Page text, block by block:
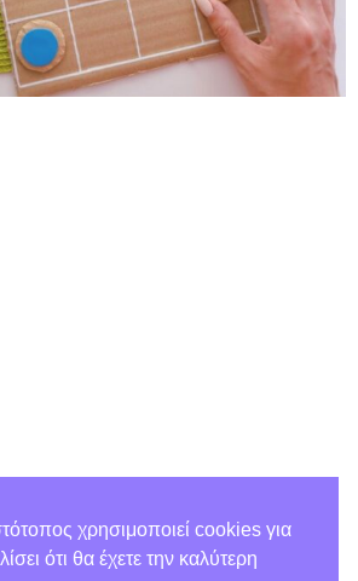
χρησιμοποιεί cookies για
ότι θα έχετε την καλύτερη